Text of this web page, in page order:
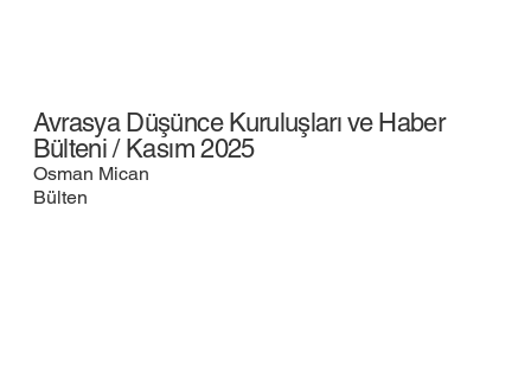
Avrasya Düşünce Kuruluşları ve Haber
Bülteni / Kasım 2025
Osman Mican
Bülten